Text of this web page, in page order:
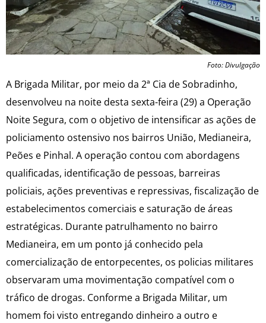
Foto: Divulgação
A Brigada Militar, por meio da 2ª Cia de Sobradinho,
desenvolveu na noite desta sexta-feira (29) a Operação
Noite Segura, com o objetivo de intensificar as ações de
policiamento ostensivo nos bairros União, Medianeira,
Peões e Pinhal. A operação contou com abordagens
qualificadas, identificação de pessoas, barreiras
policiais, ações preventivas e repressivas, fiscalização de
estabelecimentos comerciais e saturação de áreas
estratégicas. Durante patrulhamento no bairro
Medianeira, em um ponto já conhecido pela
comercialização de entorpecentes, os policias militares
observaram uma movimentação compatível com o
tráfico de drogas. Conforme a Brigada Militar, um
homem foi visto entregando dinheiro a outro e